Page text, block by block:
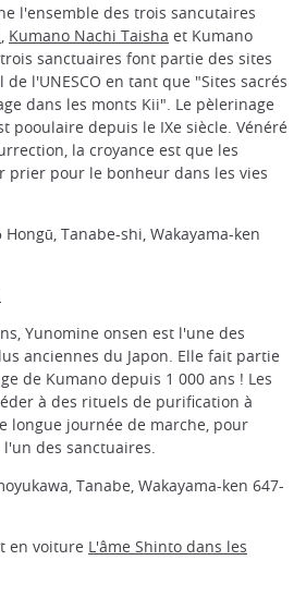
l'ensemble des trois sancutaires
Kumano Nachi Taisha et Kumano
sanctuaires font partie des sites
l'UNESCO en tant que "Sites sacrés
dans les monts Kii". Le pèlerinage
pooulaire depuis le IXe siècle. Vénéré
la croyance est que les
prier pour le bonheur dans les vies
Tanabe-shi, Wakayama-ken
Yunomine onsen est l'une des
anciennes du Japon. Elle fait partie
de Kumano depuis 1 000 ans ! Les
à des rituels de purification à
longue journée de marche, pour
des sanctuaires.
Tanabe, Wakayama-ken 647-
en voiture L'âme Shinto dans les